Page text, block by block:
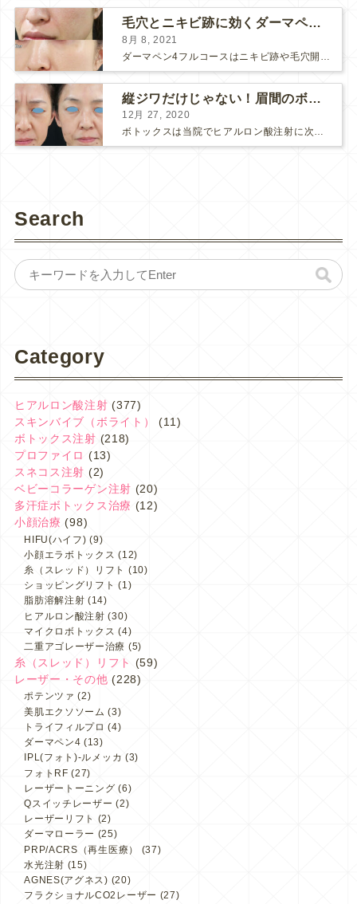
毛穴とニキビ跡に効くダーマペン４フルコース
8月 8, 2021
縦ジワだけじゃない！眉間のボトックス注射
12月 27, 2020
ボトックスは当院でヒアルロン酸注射に次いで人気のある治療です。 私自身、美容治療が制限されていた妊娠・授乳中に一番やりたかったのはボトックスで、 「ボトックスが世の中から無くなったら困る！」と...
Search
Category
ヒアルロン酸注射 (377)
スキンバイブ（ボライト）
(11)
ボトックス注射 (218)
プロファイロ (13)
スネコス注射 (2)
ベビーコラーゲン注射 (20)
多汗症ボトックス治療 (12)
小顔治療 (98)
HIFU(ハイフ) (9)
小顔エラボトックス (12)
糸（スレッド）リフト (10)
ショッピングリフト (1)
脂肪溶解注射 (14)
ヒアルロン酸注射 (30)
マイクロボトックス (4)
二重アゴレーザー治療 (5)
糸（スレッド）リフト
(59)
レーザー・その他 (228)
ポテンツァ (2)
美肌エクソソーム (3)
トライフィルプロ (4)
ダーマペン4 (13)
IPL(フォト)-ルメッカ (3)
フォトRF (27)
レーザートーニング (6)
Qスイッチレーザー (2)
レーザーリフト (2)
ダーマローラー (25)
PRP/ACRS（再生医療）
(37)
水光注射 (15)
AGNES(アグネス) (20)
フラクショナルCO2レーザー (27)